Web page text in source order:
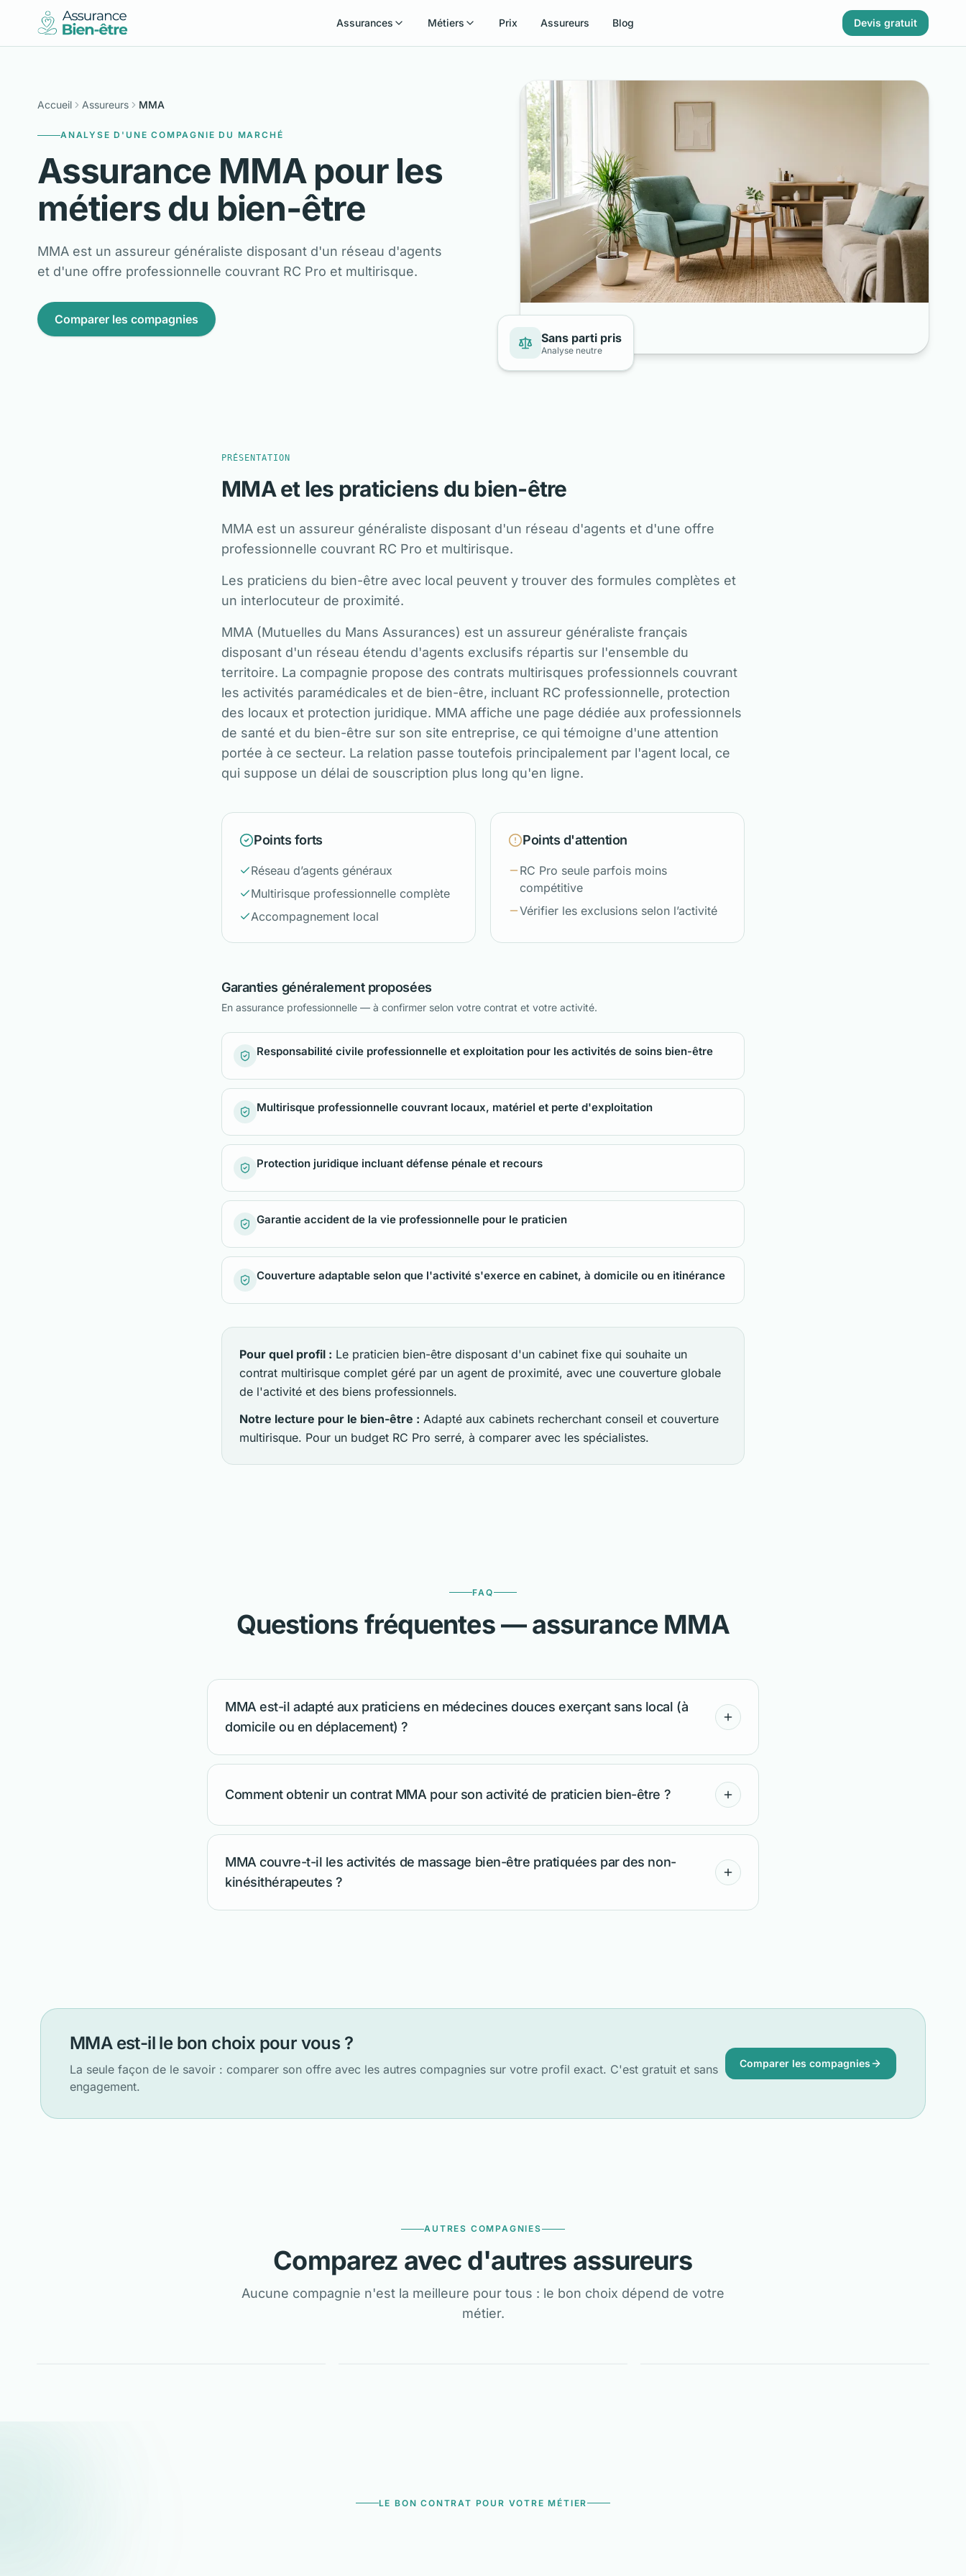
Assurances Métiers Prix Assureurs Blog Devis gratuit
Accueil Assureurs MMA
ANALYSE D'UNE COMPAGNIE DU MARCHÉ
Assurance MMA pour les
métiers du bien-être
MMA est un assureur généraliste disposant d'un réseau d'agents
et d'une offre professionnelle couvrant RC Pro et multirisque.
Comparer les compagnies
Sans parti pris
Analyse neutre
PRÉSENTATION
MMA et les praticiens du bien-être
MMA est un assureur généraliste disposant d'un réseau d'agents et d'une offre
professionnelle couvrant RC Pro et multirisque.
Les praticiens du bien-être avec local peuvent y trouver des formules complètes et
un interlocuteur de proximité.
MMA (Mutuelles du Mans Assurances) est un assureur généraliste français
disposant d'un réseau étendu d'agents exclusifs répartis sur l'ensemble du
territoire. La compagnie propose des contrats multirisques professionnels couvrant
les activités paramédicales et de bien-être, incluant RC professionnelle, protection
des locaux et protection juridique. MMA affiche une page dédiée aux professionnels
de santé et du bien-être sur son site entreprise, ce qui témoigne d'une attention
portée à ce secteur. La relation passe toutefois principalement par l'agent local, ce
qui suppose un délai de souscription plus long qu'en ligne.
Points forts
Réseau d’agents généraux
Multirisque professionnelle complète
Accompagnement local
Points d'attention
RC Pro seule parfois moins
compétitive
Vérifier les exclusions selon l’activité
Garanties généralement proposées
En assurance professionnelle — à confirmer selon votre contrat et votre activité.
Responsabilité civile professionnelle et exploitation pour les activités de soins bien-être
Multirisque professionnelle couvrant locaux, matériel et perte d'exploitation
Protection juridique incluant défense pénale et recours
Garantie accident de la vie professionnelle pour le praticien
Couverture adaptable selon que l'activité s'exerce en cabinet, à domicile ou en itinérance
Pour quel profil : Le praticien bien-être disposant d'un cabinet fixe qui souhaite un
contrat multirisque complet géré par un agent de proximité, avec une couverture globale
de l'activité et des biens professionnels.
Notre lecture pour le bien-être : Adapté aux cabinets recherchant conseil et couverture
multirisque. Pour un budget RC Pro serré, à comparer avec les spécialistes.
FAQ
Questions fréquentes — assurance MMA
MMA est-il adapté aux praticiens en médecines douces exerçant sans local (à
domicile ou en déplacement) ?
Comment obtenir un contrat MMA pour son activité de praticien bien-être ?
MMA couvre-t-il les activités de massage bien-être pratiquées par des non-
kinésithérapeutes ?
MMA est-il le bon choix pour vous ?
La seule façon de le savoir : comparer son offre avec les autres compagnies sur votre profil exact. C'est gratuit et sans
engagement.
Comparer les compagnies
AUTRES COMPAGNIES
Comparez avec d'autres assureurs
Aucune compagnie n'est la meilleure pour tous : le bon choix dépend de votre
métier.
LE BON CONTRAT POUR VOTRE MÉTIER